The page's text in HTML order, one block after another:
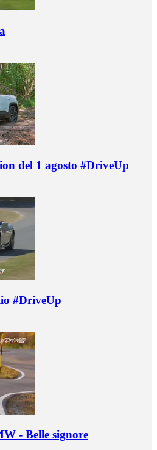
del 1 agosto #DriveUp
#DriveUp
- Belle signore